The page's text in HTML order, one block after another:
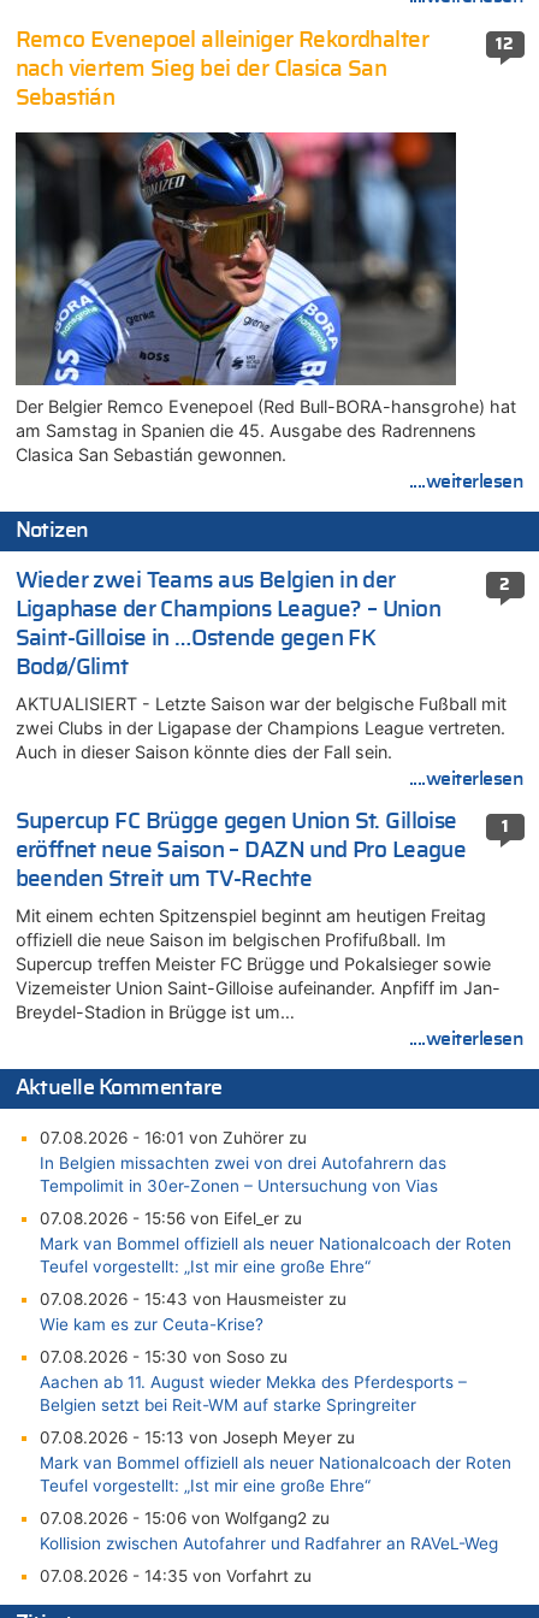
12
Remco Evenepoel alleiniger Rekordhalter
nach viertem Sieg bei der Clasica San
Sebastián
Der Belgier Remco Evenepoel (Red Bull-BORA-hansgrohe) hat
am Samstag in Spanien die 45. Ausgabe des Radrennens
Clasica San Sebastián gewonnen.
....weiterlesen
Notizen
2
Wieder zwei Teams aus Belgien in der
Ligaphase der Champions League? – Union
Saint-Gilloise in …Ostende gegen FK
Bodø/Glimt
AKTUALISIERT - Letzte Saison war der belgische Fußball mit
zwei Clubs in der Ligapase der Champions League vertreten.
Auch in dieser Saison könnte dies der Fall sein.
....weiterlesen
1
Supercup FC Brügge gegen Union St. Gilloise
eröffnet neue Saison – DAZN und Pro League
beenden Streit um TV-Rechte
Mit einem echten Spitzenspiel beginnt am heutigen Freitag
offiziell die neue Saison im belgischen Profifußball. Im
Supercup treffen Meister FC Brügge und Pokalsieger sowie
Vizemeister Union Saint-Gilloise aufeinander. Anpfiff im Jan-
Breydel-Stadion in Brügge ist um…
....weiterlesen
Aktuelle Kommentare
07.08.2026 - 16:01 von Zuhörer zu
In Belgien missachten zwei von drei Autofahrern das
Tempolimit in 30er-Zonen – Untersuchung von Vias
07.08.2026 - 15:56 von Eifel_er zu
Mark van Bommel offiziell als neuer Nationalcoach der Roten
Teufel vorgestellt: „Ist mir eine große Ehre“
07.08.2026 - 15:43 von Hausmeister zu
Wie kam es zur Ceuta-Krise?
07.08.2026 - 15:30 von Soso zu
Aachen ab 11. August wieder Mekka des Pferdesports –
Belgien setzt bei Reit-WM auf starke Springreiter
07.08.2026 - 15:13 von Joseph Meyer zu
Mark van Bommel offiziell als neuer Nationalcoach der Roten
Teufel vorgestellt: „Ist mir eine große Ehre“
07.08.2026 - 15:06 von Wolfgang2 zu
Kollision zwischen Autofahrer und Radfahrer an RAVeL-Weg
07.08.2026 - 14:35 von Vorfahrt zu
In Belgien missachten zwei von drei Autofahrern das